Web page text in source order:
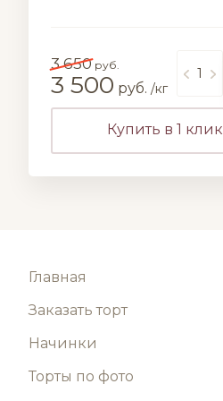
3 650руб.
3 500 руб. /кг
Купить в 1 клик
Главная
Заказать торт
Начинки
Торты по фото